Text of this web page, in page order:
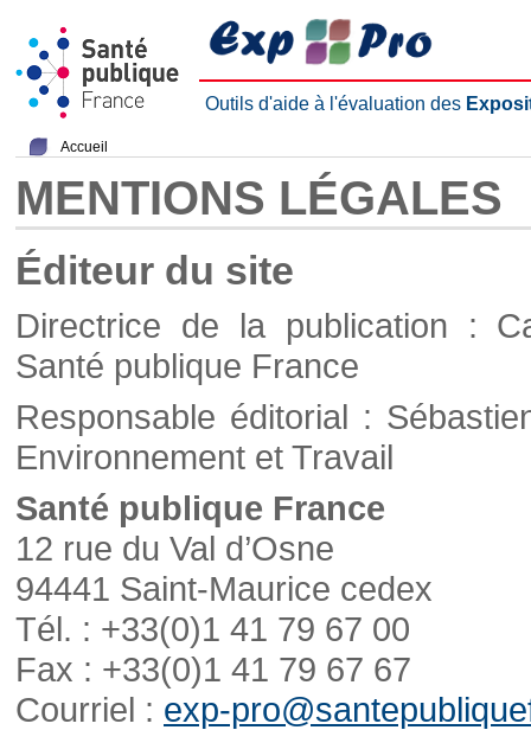
Outils d'aide à l'évaluation des
Accueil
MENTIONS LÉGALES
Éditeur du site
Directrice de la publication :
Santé publique France
Responsable éditorial :
Environnement et Travail
Santé publique France
12 rue du Val d’Osne
94441 Saint-Maurice cedex
Tél. : +33(0)1 41 79 67 00
Fax : +33(0)1 41 79 67 67
Courriel : exp-